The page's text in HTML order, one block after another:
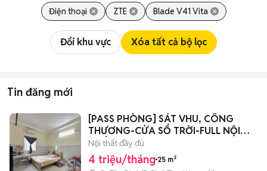
Điện thoại ZTE Blade V41 Vita
Đổi khu vực Xóa tất cả bộ lọc
Tin đăng mới
[PASS PHÒNG] SÁT VHU, CÔNG
THƯƠNG-CỬA SỔ TRỜI-FULL NỘI
THẤT
Nội thất đầy đủ
4 triệu/tháng 25 m²